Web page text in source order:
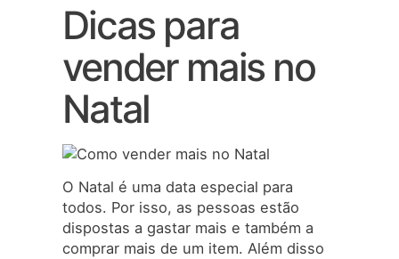
Dicas para
vender mais no
Natal
O Natal é uma data especial para
todos. Por isso, as pessoas estão
dispostas a gastar mais e também a
comprar mais de um item. Além disso